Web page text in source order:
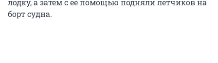
лодку, а затем с ее помощью подняли летчиков на
борт судна.